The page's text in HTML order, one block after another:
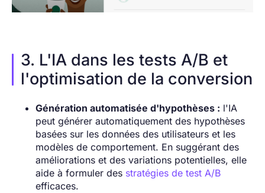
3. L'IA dans les tests A/B et
l'optimisation de la conversion
Génération automatisée d'hypothèses : l'IA
peut générer automatiquement des hypothèses
basées sur les données des utilisateurs et les
modèles de comportement. En suggérant des
améliorations et des variations potentielles, elle
aide à formuler des stratégies de test A/B
efficaces.